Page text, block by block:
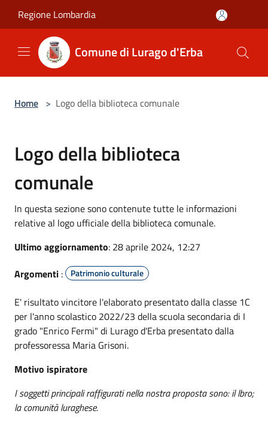
Regione Lombardia
Comune di Lurago d'Erba
Home > Logo della biblioteca comunale
Logo della biblioteca
comunale
In questa sezione sono contenute tutte le informazioni
relative al logo ufficiale della biblioteca comunale.
Ultimo aggiornamento: 28 aprile 2024, 12:27
Argomenti : Patrimonio culturale
E' risultato vincitore l'elaborato presentato dalla classe 1C
per l'anno scolastico 2022/23 della scuola secondaria di I
grado "Enrico Fermi" di Lurago d'Erba presentato dalla
professoressa Maria Grisoni.
Motivo ispiratore
I soggetti principali raffigurati nella nostra proposta sono: il lbro;
la comunità luraghese.